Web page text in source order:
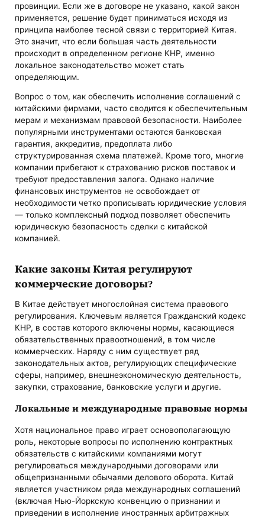
провинции. Если же в договоре не указано, какой закон
применяется, решение будет приниматься исходя из
принципа наиболее тесной связи с территорией Китая.
Это значит, что если большая часть деятельности
происходит в определенном регионе КНР, именно
локальное законодательство может стать
определяющим.
Вопрос о том, как обеспечить исполнение соглашений с
китайскими фирмами, часто сводится к обеспечительным
мерам и механизмам правовой безопасности. Наиболее
популярными инструментами остаются банковская
гарантия, аккредитив, предоплата либо
структурированная схема платежей. Кроме того, многие
компании прибегают к страхованию рисков поставок и
требуют предоставления залога. Однако наличие
финансовых инструментов не освобождает от
необходимости четко прописывать юридические условия
— только комплексный подход позволяет обеспечить
юридическую безопасность сделки с китайской
компанией.
Какие законы Китая регулируют
коммерческие договоры?
В Китае действует многослойная система правового
регулирования. Ключевым является Гражданский кодекс
КНР, в состав которого включены нормы, касающиеся
обязательственных правоотношений, в том числе
коммерческих. Наряду с ним существует ряд
законодательных актов, регулирующих специфические
сферы, например, внешнеэкономическую деятельность,
закупки, страхование, банковские услуги и другие.
Локальные и международные правовые нормы
Хотя национальное право играет основополагающую
роль, некоторые вопросы по исполнению контрактных
обязательств с китайскими компаниями могут
регулироваться международными договорами или
общепризнанными обычаями делового оборота. Китай
является участником ряда международных соглашений
(включая Нью-Йоркскую конвенцию о признании и
приведении в исполнение иностранных арбитражных